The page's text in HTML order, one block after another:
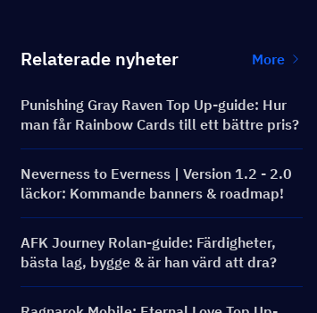
Relaterade nyheter More
Punishing Gray Raven Top Up-guide: Hur
man får Rainbow Cards till ett bättre pris?
Neverness to Everness | Version 1.2 - 2.0
läckor: Kommande banners & roadmap!
AFK Journey Rolan-guide: Färdigheter,
bästa lag, bygge & är han värd att dra?